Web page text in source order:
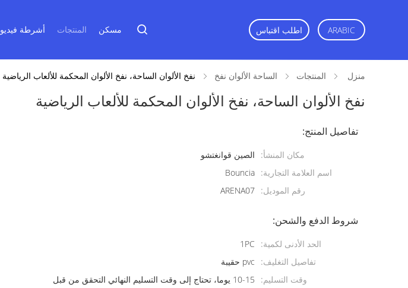
مسكن المنتجات أشرطة فيديو اطلب اقتباس ARABIC
منزل المنتجات الساحة الألوان نفخ نفخ الألوان الساحة، نفخ الألوان المحكمة للألعاب الرياضية
نفخ الألوان الساحة، نفخ الألوان المحكمة للألعاب الرياضية
تفاصيل المنتج:
مكان المنشأ:
الصين قوانغتشو
اسم العلامة التجارية: Bouncia
رقم الموديل: ARENA07
شروط الدفع والشحن:
الحد الأدنى لكمية:
1PC
تفاصيل التغليف:
pvc حقيبة
وقت التسليم:
10-15 يوما، تحتاج إلى وقت التسليم النهائي التحقق من قبل